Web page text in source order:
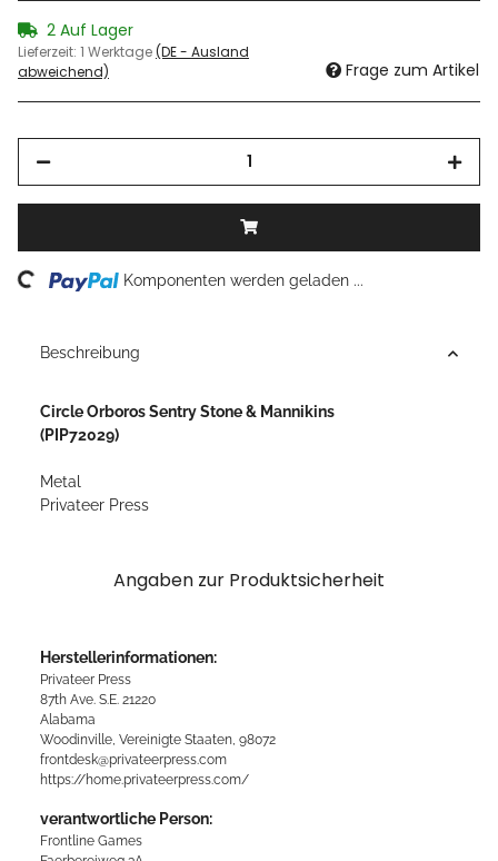
2 Auf Lager
Lieferzeit: 1 Werktage(DE - Ausland
abweichend)
Frage zum Artikel
Loading... Komponenten werden geladen ...
Beschreibung
Circle Orboros Sentry Stone & Mannikins
(PIP72029)
Metal
Privateer Press
Angaben zur Produktsicherheit
Herstellerinformationen:
Privateer Press
87th Ave. S.E. 21220
Alabama
Woodinville, Vereinigte Staaten, 98072
frontdesk@privateerpress.com
https://home.privateerpress.com/
verantwortliche Person:
Frontline Games